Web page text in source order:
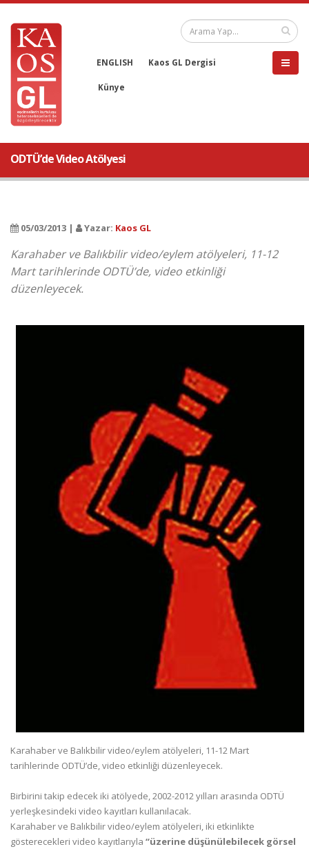
ENGLISH Kaos GL Dergisi
Künye
ODTÜ’de Video Atölyesi
05/03/2013 | Yazar: Kaos GL
Karahaber ve Balıkbilir video/eylem atölyeleri, 11-12
Mart tarihlerinde ODTÜ’de, video etkinliği
düzenleyecek.
Karahaber ve Balıkbilir video/eylem atölyeleri, 11-12 Mart
tarihlerinde ODTÜ’de, video etkinliği düzenleyecek.
Birbirini takip edecek iki atölyede, 2002-2012 yılları arasında ODTÜ
yerleşkesindeki video kayıtları kullanılacak.
Karahaber ve Balıkbilir video/eylem atölyeleri, iki etkinlikte
gösterecekleri video kayıtlarıyla “üzerine düşünülebilecek görsel